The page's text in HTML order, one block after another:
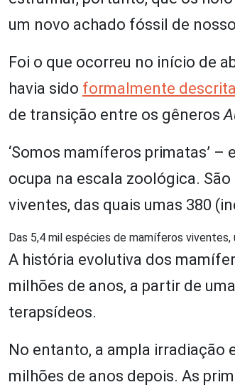
um novo achado fóssil de
Foi o que ocorreu no início de
havia sido formalmente
de transição entre os gêneros
‘Somos mamíferos primatas’ –
ocupa na escala zoológica.
viventes, das quais umas 380
Das 5,4 mil espécies de mamíferos viventes,
A história evolutiva dos
milhões de anos, a partir de
terapsídeos.
No entanto, a ampla irradiação
milhões de anos depois. As